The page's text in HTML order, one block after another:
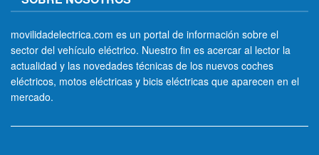
movilidadelectrica.com es un portal de información sobre el
sector del vehículo eléctrico. Nuestro fin es acercar al lector la
actualidad y las novedades técnicas de los nuevos coches
eléctricos, motos eléctricas y bicis eléctricas que aparecen en el
mercado.